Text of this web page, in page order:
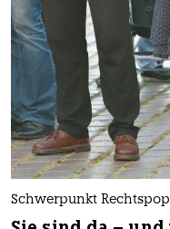
Schwerpunkt